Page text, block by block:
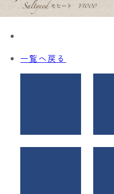
一覧へ戻る